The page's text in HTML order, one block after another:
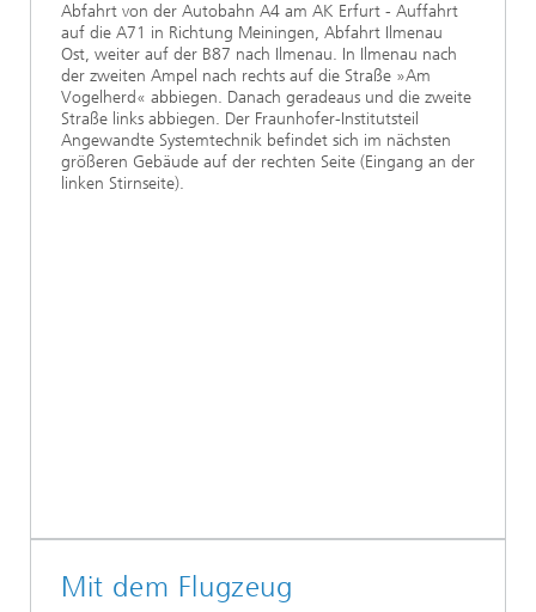
Abfahrt von der Autobahn A4 am AK Erfurt - Auffahrt
auf die A71 in Richtung Meiningen, Abfahrt Ilmenau
Ost, weiter auf der B87 nach Ilmenau. In Ilmenau nach
der zweiten Ampel nach rechts auf die Straße »Am
Vogelherd« abbiegen. Danach geradeaus und die zweite
Straße links abbiegen. Der Fraunhofer-Institutsteil
Angewandte Systemtechnik befindet sich im nächsten
größeren Gebäude auf der rechten Seite (Eingang an der
linken Stirnseite).
Mit dem Flugzeug